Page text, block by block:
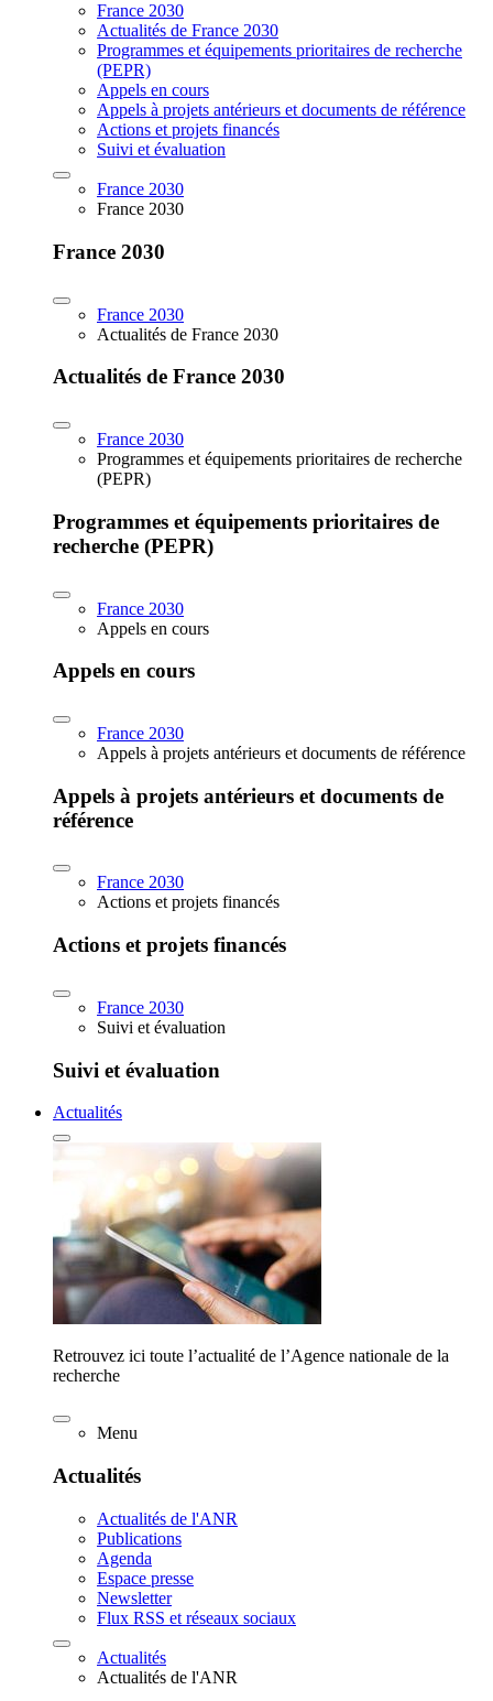
France 2030
Actualités de France 2030
Programmes et équipements prioritaires de recherche
(PEPR)
Appels en cours
Appels à projets antérieurs et documents de référence
Actions et projets financés
Suivi et évaluation
France 2030
France 2030
France 2030
France 2030
Actualités de France 2030
Actualités de France 2030
France 2030
Programmes et équipements prioritaires de recherche
(PEPR)
Programmes et équipements prioritaires de
recherche (PEPR)
France 2030
Appels en cours
Appels en cours
France 2030
Appels à projets antérieurs et documents de référence
Appels à projets antérieurs et documents de
référence
France 2030
Actions et projets financés
Actions et projets financés
France 2030
Suivi et évaluation
Suivi et évaluation
Actualités
Retrouvez ici toute l’actualité de l’Agence nationale de la
recherche
Menu
Actualités
Actualités de l'ANR
Publications
Agenda
Espace presse
Newsletter
Flux RSS et réseaux sociaux
Actualités
Actualités de l'ANR